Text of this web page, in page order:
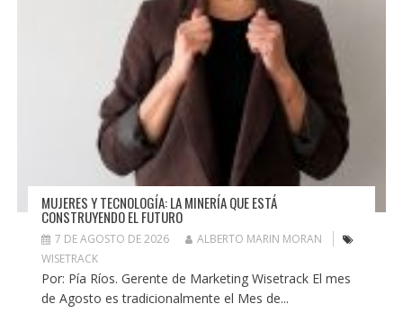
MUJERES Y TECNOLOGÍA: LA MINERÍA QUE ESTÁ
CONSTRUYENDO EL FUTURO
7 DE AGOSTO DE 2026
ALBERTO MARIN MORAN
WISETRACK
Por: Pía Ríos. Gerente de Marketing Wisetrack El mes
de Agosto es tradicionalmente el Mes de...